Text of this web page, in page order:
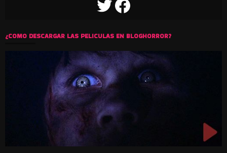
TWITTERFACEBOOK
¿COMO DESCARGAR LAS PELICULAS EN BLOGHORROR?